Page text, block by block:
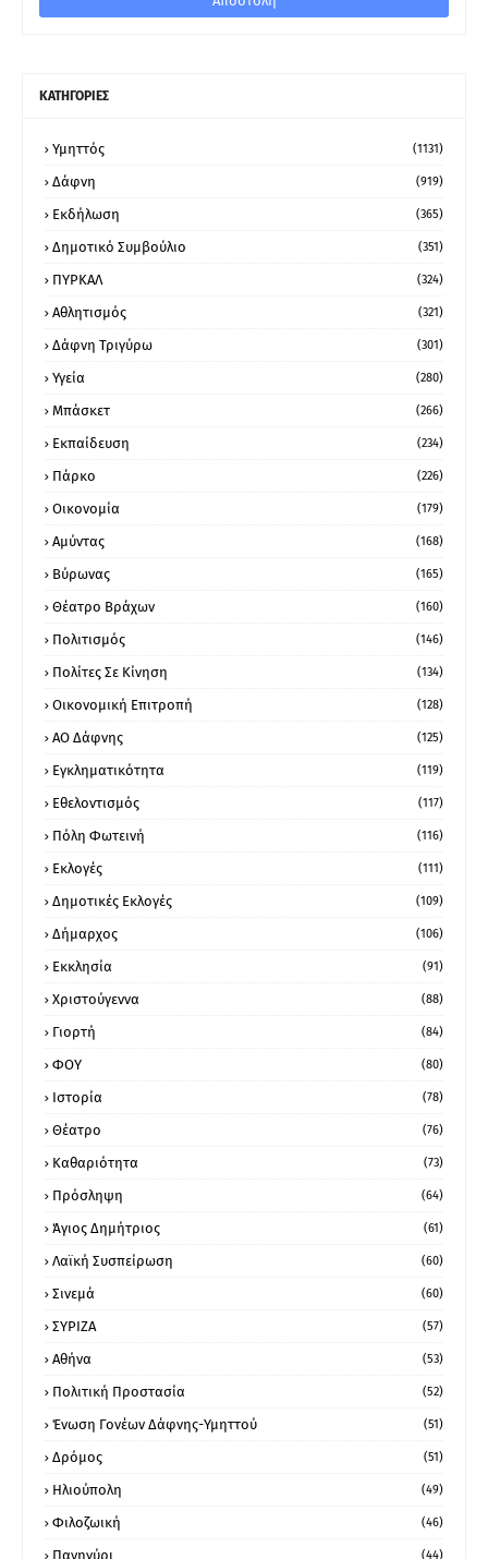
ΚΑΤΗΓΟΡΙΕΣ
Υμηττός (1131)
Δάφνη (919)
Εκδήλωση (365)
Δημοτικό Συμβούλιο (351)
ΠΥΡΚΑΛ (324)
Αθλητισμός (321)
Δάφνη Τριγύρω (301)
Υγεία (280)
Μπάσκετ (266)
Εκπαίδευση (234)
Πάρκο (226)
Οικονομία (179)
Αμύντας (168)
Βύρωνας (165)
Θέατρο Βράχων (160)
Πολιτισμός (146)
Πολίτες Σε Κίνηση (134)
Οικονομική Επιτροπή (128)
ΑΟ Δάφνης (125)
Εγκληματικότητα (119)
Εθελοντισμός (117)
Πόλη Φωτεινή (116)
Εκλογές (111)
Δημοτικές Εκλογές (109)
Δήμαρχος (106)
Εκκλησία (91)
Χριστούγεννα (88)
Γιορτή (84)
ΦΟΥ (80)
Ιστορία (78)
Θέατρο (76)
Καθαριότητα (73)
Πρόσληψη (64)
Άγιος Δημήτριος (61)
Λαϊκή Συσπείρωση (60)
Σινεμά (60)
ΣΥΡΙΖΑ (57)
Αθήνα (53)
Πολιτική Προστασία (52)
Ένωση Γονέων Δάφνης-Υμηττού (51)
Δρόμος (51)
Ηλιούπολη (49)
Φιλοζωική (46)
Πανηγύρι (44)